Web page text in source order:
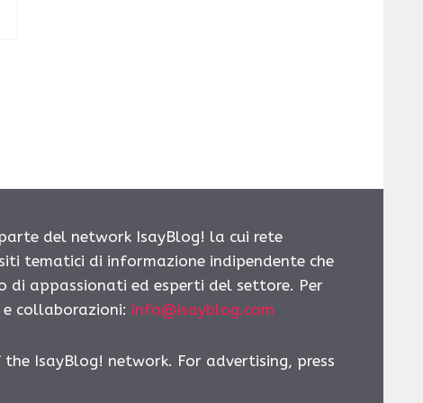
del network IsayBlog! la cui rete
tematici di informazione indipendente che
di appassionati ed esperti del settore. Per
collaborazioni: info@isayblog.com
IsayBlog! network. For advertising, press